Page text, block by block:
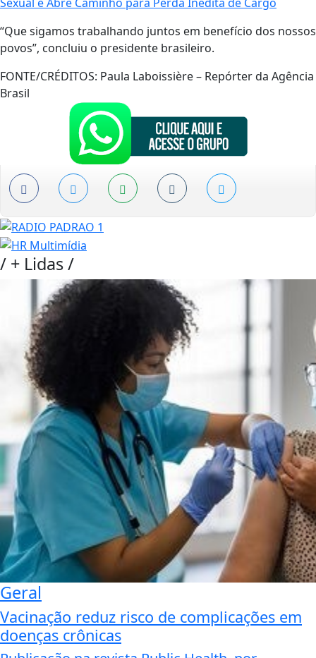
Sexual e Abre Caminho para Perda Inédita de Cargo
“Que sigamos trabalhando juntos em benefício dos nossos
povos”, concluiu o presidente brasileiro.
FONTE/CRÉDITOS: Paula Laboissière – Repórter da Agência
Brasil
/ + Lidas/
Geral
Vacinação reduz risco de complicações em
doenças crônicas